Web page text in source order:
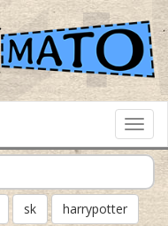
sk harrypotter